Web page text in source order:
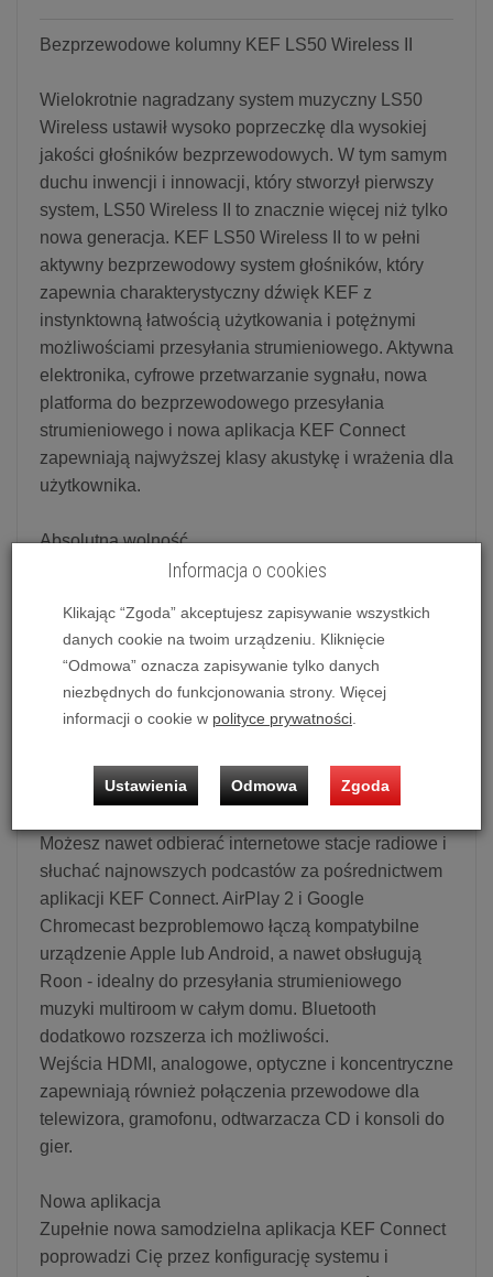
Bezprzewodowe kolumny KEF LS50 Wireless II
Wielokrotnie nagradzany system muzyczny LS50
Wireless ustawił wysoko poprzeczkę dla wysokiej
jakości głośników bezprzewodowych. W tym samym
duchu inwencji i innowacji, który stworzył pierwszy
system, LS50 Wireless II to znacznie więcej niż tylko
nowa generacja. KEF LS50 Wireless II to w pełni
aktywny bezprzewodowy system głośników, który
zapewnia charakterystyczny dźwięk KEF z
instynktowną łatwością użytkowania i potężnymi
możliwościami przesyłania strumieniowego. Aktywna
elektronika, cyfrowe przetwarzanie sygnału, nowa
platforma do bezprzewodowego przesyłania
strumieniowego i nowa aplikacja KEF Connect
zapewniają najwyższej klasy akustykę i wrażenia dla
użytkownika.
Absolutna wolność
Nowa platforma bezprzewodowa, która stanowi
względu na to, jak chcesz słuchać swojej muzyki,
możesz to zrobić przy minimum zamieszania i z
fantastyczną jakością dźwięku. LS50 Wireless II
zapewnia bezpośredni dostęp do ulubionych usług
muzycznych, takich jak Spotify (przez Spotify
Możesz nawet odbierać internetowe stacje radiowe i
słuchać najnowszych podcastów za pośrednictwem
aplikacji KEF Connect. AirPlay 2 i Google
Chromecast bezproblemowo łączą kompatybilne
urządzenie Apple lub Android, a nawet obsługują
Roon - idealny do przesyłania strumieniowego
muzyki multiroom w całym domu. Bluetooth
dodatkowo rozszerza ich możliwości.
Wejścia HDMI, analogowe, optyczne i koncentryczne
zapewniają również połączenia przewodowe dla
telewizora, gramofonu, odtwarzacza CD i konsoli do
gier.
Nowa aplikacja
Zupełnie nowa samodzielna aplikacja KEF Connect
poprowadzi Cię przez konfigurację systemu i
Informacja o cookies
Klikając “Zgoda” akceptujesz zapisywanie wszystkich
danych cookie na twoim urządzeniu. Kliknięcie
“Odmowa” oznacza zapisywanie tylko danych
niezbędnych do funkcjonowania strony. Więcej
informacji o cookie w polityce prywatności.
Ustawienia Odmowa Zgoda